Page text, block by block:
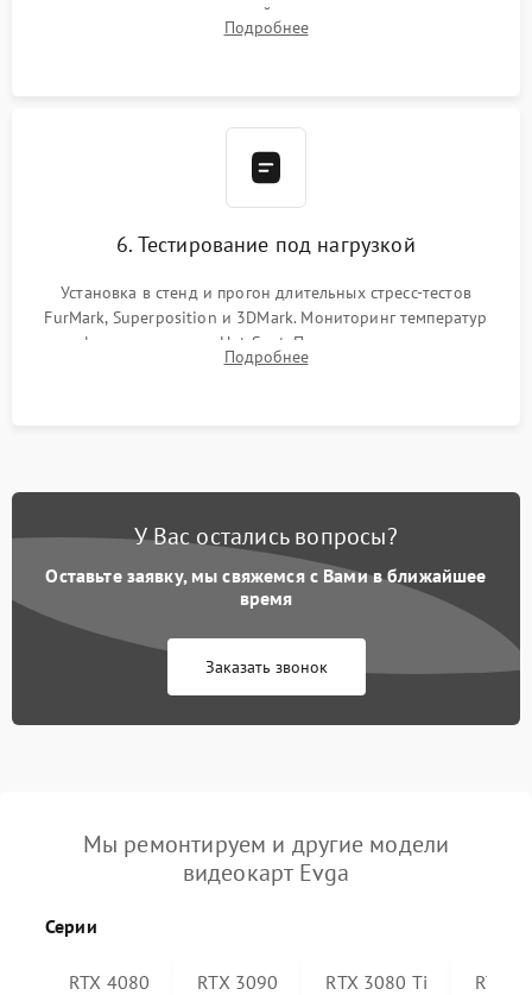
термопрокладок правильной толщины на память и цепи
питания. Монтаж радиатора и бэкплейта, подключение и
Подробнее
6. Тестирование под нагрузкой
Установка в стенд и прогон длительных стресс-тестов
FurMark, Superposition и 3DMark. Мониторинг температур
графического чипа и Hot Spot. Проверка на отсутствие
артефактов изображения, вылетов драйвера и зависаний.
Подробнее
У Вас остались вопросы?
Оставьте заявку, мы свяжемся с Вами в ближайшее
время
Заказать звонок
Мы ремонтируем и другие модели
видеокарт Evga
Серии
RTX 4080 RTX 3090 RTX 3080 Ti RTX